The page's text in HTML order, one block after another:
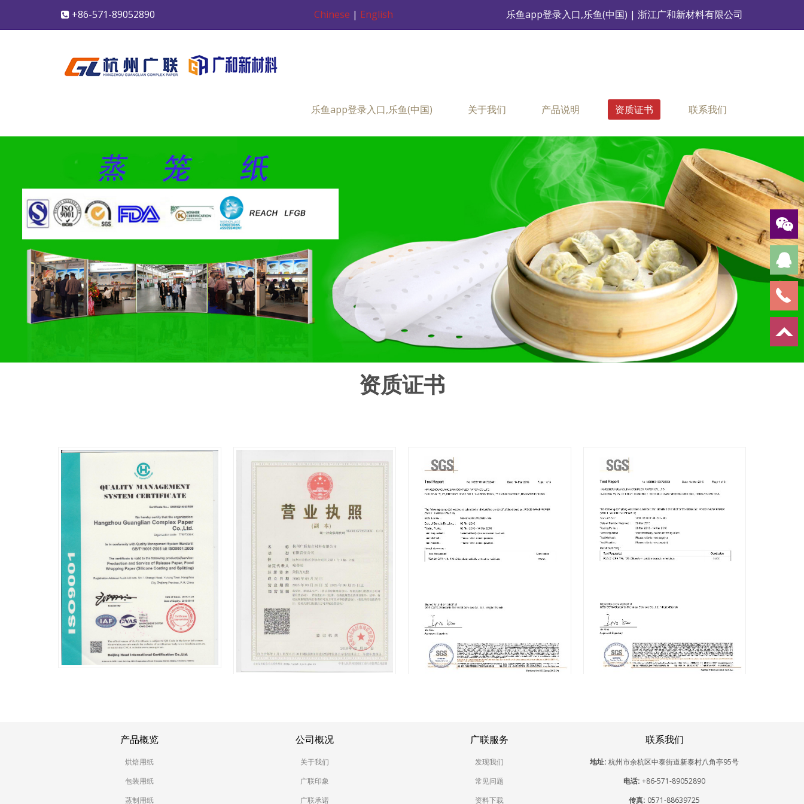
+86-571-89052890 Chinese | English 乐鱼app登录入口,乐鱼(中国) | 浙江广和新材料有限公司
乐鱼app登录入口,乐鱼(中国) 关于我们 产品说明 资质证书 联系我们
资质证书
ISO9001 营业执照 FDA烘焙纸 FDA食品包装纸
产品概览
烘焙用纸
包装用纸
蒸制用纸
公司概况
关于我们
广联印象
广联承诺
广联服务
发现我们
常见问题
资料下载
联系我们
地址: 杭州市余杭区中泰街道新泰村八角亭95号
电话: +86-571-89052890
传真: 0571-88639725